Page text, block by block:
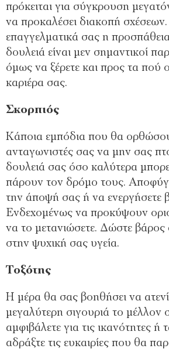
πρόκειται για σύγκρουση
να προκαλέσει διακοπή
επαγγελματικά σας η
δουλειά είναι μεν σημαντικοί
όμως να ξέρετε και προς τα πού
καριέρα σας.
Σκορπιός
Κάποια εμπόδια που θα
ανταγωνιστές σας να μην σας
δουλειά σας όσο καλύτερα
πάρουν τον δρόμο τους.
την άποψή σας ή να ενεργήσετε
Ενδεχομένως να προκύψουν
να το μετανιώσετε. Δώστε βάρος
στην ψυχική σας υγεία.
Τοξότης
Η μέρα θα σας βοηθήσει να
μεγαλύτερη σιγουριά το
αμφιβάλετε για τις ικανότητες ή
αδράξτε τις ευκαιρίες που θα